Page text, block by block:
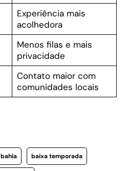
Experiência mais
acolhedora
Menos filas e mais
privacidade
Contato maior com
comunidades locais
bahia baixa temporada